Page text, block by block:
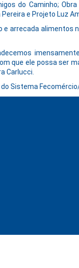
do Caminho; Obra
e Projeto Luz
e arrecada alimentos
que ele possa ser
Carlucci.
Sistema